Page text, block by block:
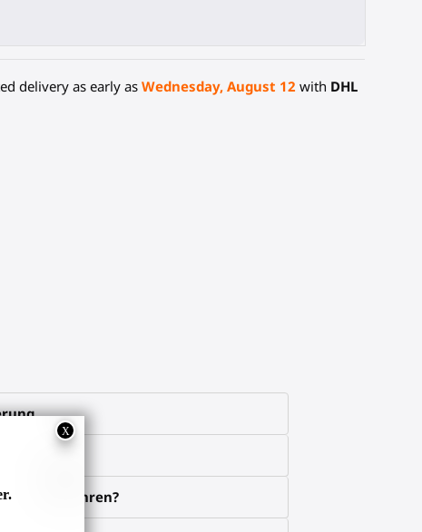
delivery as early asWednesday, August 12 with DHL
erfahren?